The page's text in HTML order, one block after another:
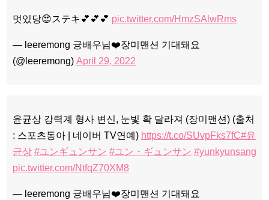
멋있당😍ステキ💕💕💕 pic.twitter.com/HmzSAlwRms
— leeremong 귱배우님❤️장미맨션 기대돼요
(@leeremong) April 29, 2022
윤균상 강력계 형사 변신, 눈빛 확 달라져 (장미맨션) (출처
: 스포츠동아 | 네이버 TV연예) https://t.co/SUvpFks7fC#윤
균상 #ユンギュンサン #ユン・ギュンサン #yunkyunsang
pic.twitter.com/NtfqZ70XM8
— leeremong 귱배우님❤️장미맨션 기대돼요